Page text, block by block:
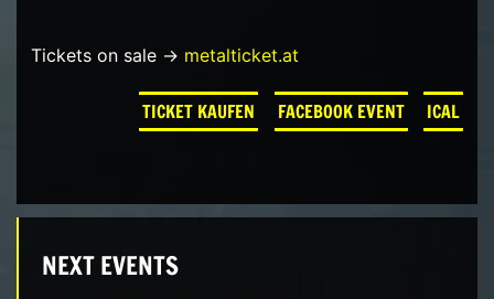
Tickets on sale -> metalticket.at
TICKET KAUFEN FACEBOOK EVENT ICAL
NEXT EVENTS